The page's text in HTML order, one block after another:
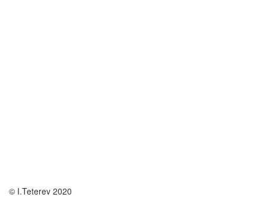
© I.Teterev 2020